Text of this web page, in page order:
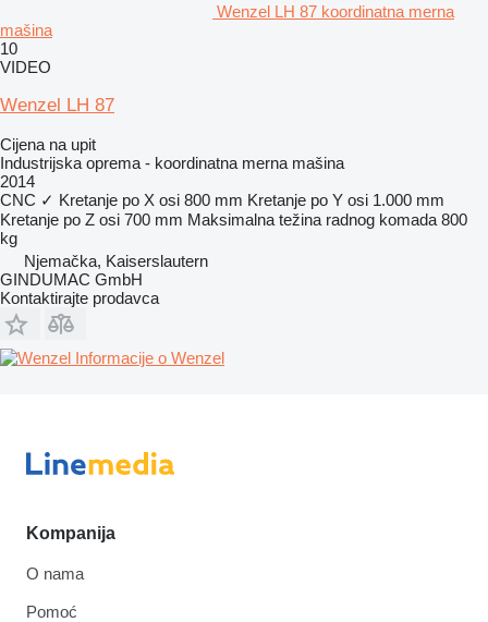
Wenzel LH 87 koordinatna merna
mašina
10
VIDEO
Wenzel LH 87
Cijena na upit
Industrijska oprema - koordinatna merna mašina
2014
CNC ✓ Kretanje po X osi 800 mm Kretanje po Y osi 1.000 mm
Kretanje po Z osi 700 mm Maksimalna težina radnog komada 800
kg
Njemačka, Kaiserslautern
GINDUMAC GmbH
Kontaktirajte prodavca
Informacije o Wenzel
Kompanija
O nama
Pomoć